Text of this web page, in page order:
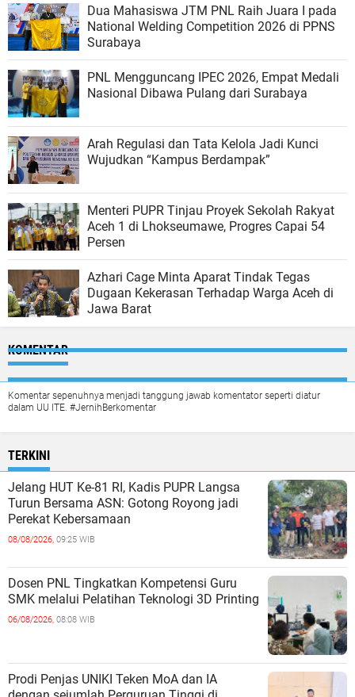
Dua Mahasiswa JTM PNL Raih Juara I pada
National Welding Competition 2026 di PPNS
Surabaya
PNL Mengguncang IPEC 2026, Empat Medali
Nasional Dibawa Pulang dari Surabaya
Arah Regulasi dan Tata Kelola Jadi Kunci
Wujudkan “Kampus Berdampak”
Menteri PUPR Tinjau Proyek Sekolah Rakyat
Aceh 1 di Lhokseumawe, Progres Capai 54
Persen
Azhari Cage Minta Aparat Tindak Tegas
Dugaan Kekerasan Terhadap Warga Aceh di
Jawa Barat
KOMENTAR
Komentar sepenuhnya menjadi tanggung jawab komentator seperti diatur
dalam UU ITE. #JernihBerkomentar
TERKINI
Jelang HUT Ke-81 RI, Kadis PUPR Langsa
Turun Bersama ASN: Gotong Royong jadi
Perekat Kebersamaan
08/08/2026, 09:25 WIB
Dosen PNL Tingkatkan Kompetensi Guru
SMK melalui Pelatihan Teknologi 3D Printing
06/08/2026, 08:08 WIB
Prodi Penjas UNIKI Teken MoA dan IA